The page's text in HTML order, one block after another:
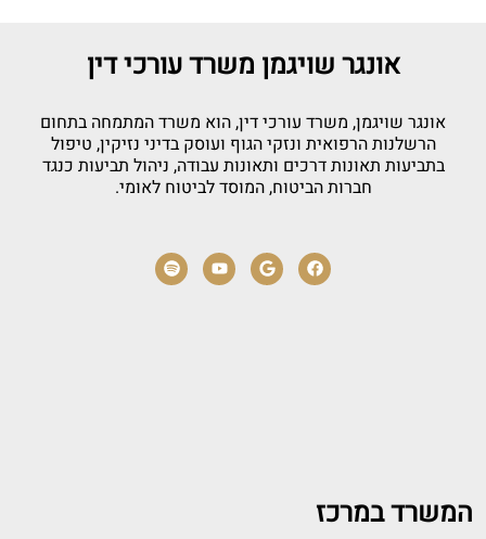
אונגר שויגמן משרד עורכי דין
אונגר שויגמן, משרד עורכי דין, הוא משרד המתמחה בתחום
הרשלנות הרפואית ונזקי הגוף ועוסק בדיני נזיקין, טיפול
בתביעות תאונות דרכים ותאונות עבודה, ניהול תביעות כנגד
חברות הביטוח, המוסד לביטוח לאומי.
המשרד במרכז